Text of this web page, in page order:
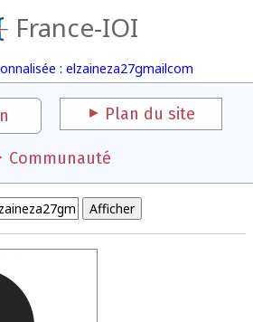
France-IOI
: elzaineza27gmailcom
Plan du site
Communauté